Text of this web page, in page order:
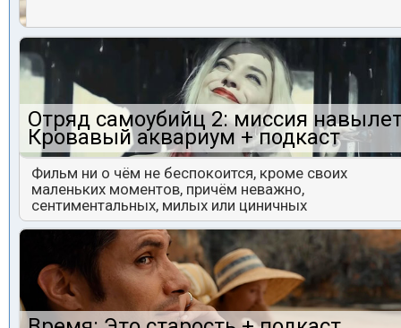
Отряд самоубийц 2: миссия
Кровавый аквариум + подкаст
Фильм ни о чём не беспокоится, кроме своих
маленьких моментов, причём неважно,
сентиментальных, милых или циничных